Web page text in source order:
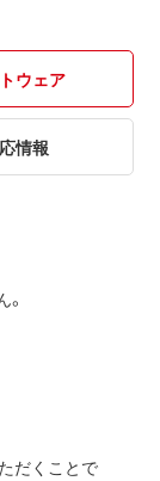
ウェア
情報
だくことで